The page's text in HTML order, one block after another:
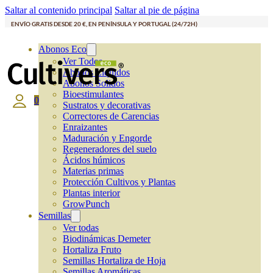
Saltar al contenido principal Saltar al pie de página
ENVÍO GRATIS DESDE 20 €, EN PENÍNSULA Y PORTUGAL (24/72H)
Abonos Eco
Ver Todos
Abonos Líquidos
Abonos Solidos
Bioestimulantes
Sustratos y decorativas
Correctores de Carencias
Enraizantes
Maduración y Engorde
Regeneradores del suelo
Ácidos húmicos
Materias primas
Protección Cultivos y Plantas
Plantas interior
GrowPunch
Semillas
Ver todas
Biodinámicas Demeter
Hortaliza Fruto
Semillas Hortaliza de Hoja
0